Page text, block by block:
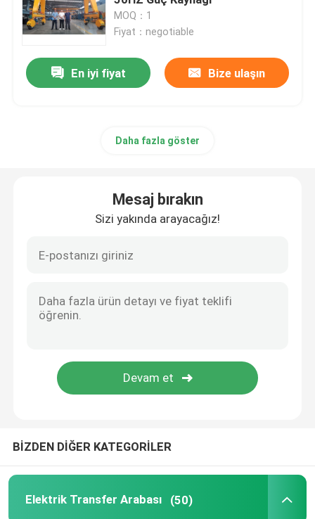
Raylı Transfer Arabası
Lastik Tekerlekli Portal Vinç
Konteyner Vinç Dağıtıcı
Patlama Korumalı Vinç
Çelik Yapı Kanopisi
Pikap Transfer Arabası
Gezer ve Portal Vinç
MOQ：1
Fiyat：negotiable
En iyi fiyat Bize ulaşın
Daha fazla göster
Mesaj bırakın
Sizi yakında arayacağız!
BİZDEN DİĞER KATEGORİLER
Elektrik Transfer Arabası (50)